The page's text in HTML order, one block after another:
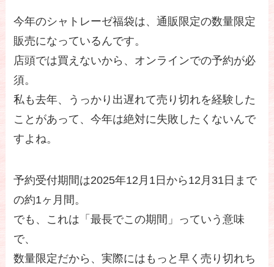
今年のシャトレーゼ福袋は、通販限定の数量限定
販売になっているんです。
店頭では買えないから、オンラインでの予約が必
須。
私も去年、うっかり出遅れて売り切れを経験した
ことがあって、今年は絶対に失敗したくないんで
すよね。
予約受付期間は2025年12月1日から12月31日まで
の約1ヶ月間。
でも、これは「最長でこの期間」っていう意味
で、
数量限定だから、実際にはもっと早く売り切れち